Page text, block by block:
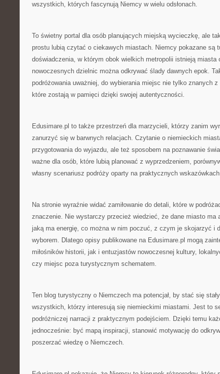
wszystkich, których fascynują Niemcy w wielu odsłonach.
To świetny portal dla osób planujących miejską wycieczkę, ale
prostu lubią czytać o ciekawych miastach. Niemcy pokazane są
doświadczenia, w którym obok wielkich metropolii istnieją miasta
nowoczesnych dzielnic można odkrywać ślady dawnych epok.
podróżowania uważniej, do wybierania miejsc nie tylko znanych
które zostają w pamięci dzięki swojej autentyczności.
Edusimare.pl to także przestrzeń dla marzycieli, którzy zanim
zanurzyć się w barwnych relacjach. Czytanie o niemieckich
przygotowania do wyjazdu, ale też sposobem na poznawanie
ważne dla osób, które lubią planować z wyprzedzeniem,
własny scenariusz podróży oparty na praktycznych
Na stronie wyraźnie widać zamiłowanie do detali, które w
znaczenie. Nie wystarczy przecież wiedzieć, że dane miasto ma
jaką ma energię, co można w nim poczuć, z czym je skojarzyć i
wyborem. Dlatego opisy publikowane na Edusimare.pl mogą
miłośników historii, jak i entuzjastów nowoczesnej kultury,
czy miejsc poza turystycznym schematem.
Ten blog turystyczny o Niemczech ma potencjał, by stać się
wszystkich, którzy interesują się niemieckimi miastami. Jest to
podróżniczej narracji z praktycznym podejściem. Dzięki temu
jednocześnie: być mapą inspiracji, stanowić motywację do
poszerzać wiedzę o Niemczech.